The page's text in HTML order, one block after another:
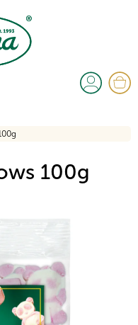
100g